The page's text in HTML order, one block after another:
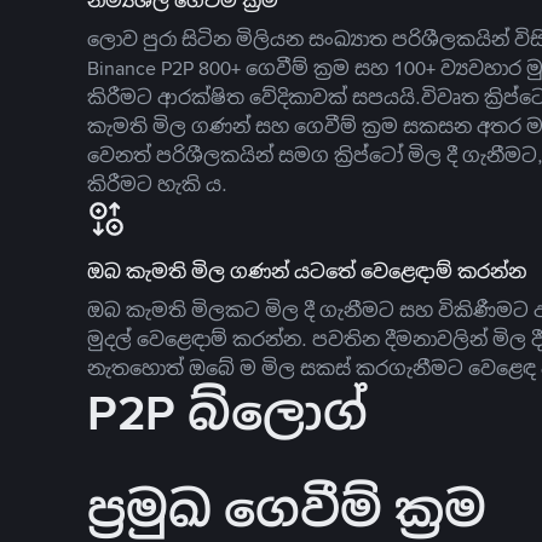
ලොව පුරා සිටින මිලියන සංඛ්‍යාත පරිශීලකයින්
Binance P2P 800+ ගෙවීම් ක්‍රම සහ 100+
කිරීමට ආරක්ෂිත වේදිකාවක් සපයයි.විවෘත
කැමති මිල ගණන් සහ ගෙවීම් ක්‍රම සකසන අතර
වෙනත් පරිශීලකයින් සමග ක්‍රිප්ටෝ මිල දී
කිරීමට හැකි ය.
ඔබ කැමති මිල ගණන් යටතේ වෙළෙඳාම් කරන්න
ඔබ කැමති මිලකට මිල දී ගැනීමට සහ විකිණීමට
මුදල් වෙළෙඳාම් කරන්න. පවතින දීමනාවලින්
නැතහොත් ඔබේ ම මිල සකස් කරගැනීමට
P2P බ්ලොග්
ප්‍රමුඛ ගෙවීම් ක්‍රම